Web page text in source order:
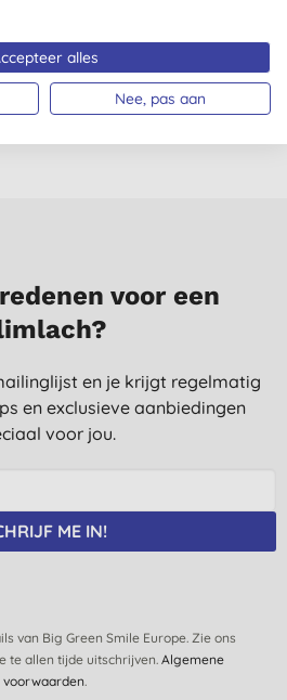
6-7-2021
van geverifieerde klanten
voor een
en je krijgt regelmatig
en exclusieve aanbiedingen
voor jou.
ME IN!
van Big Green Smile Europe. Zie ons
te allen tijde uitschrijven. Algemene
voorwaarden.
alles
Nee, pas aan